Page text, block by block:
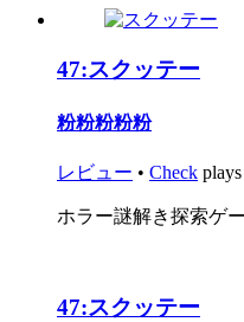
47:スクッテー
粉粉粉粉粉
レビュー • Check plays
ホラー謎解き探索ゲ
47:スクッテー